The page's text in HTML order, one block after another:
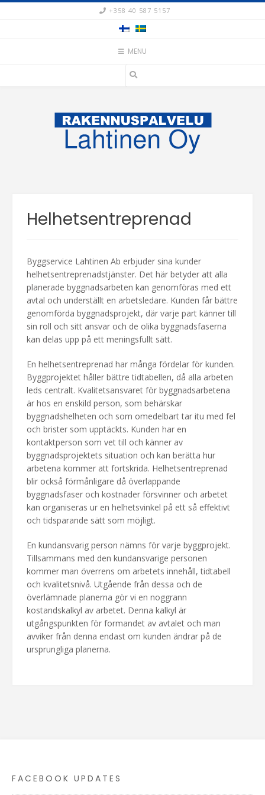
Skip
+358 40 587 5157
MENU
Helhetsentreprenad
Byggservice Lahtinen Ab erbjuder sina kunder
helhetsentreprenadstjänster. Det här betyder att alla
planerade byggnadsarbeten kan genomföras med ett
avtal och underställt en arbetsledare. Kunden får bättre
genomförda byggnadsprojekt, där varje part känner till
sin roll och sitt ansvar och de olika byggnadsfaserna
kan delas upp på ett meningsfullt sätt.
En helhetsentreprenad har många fördelar för kunden.
Byggprojektet håller bättre tidtabellen, då alla arbeten
leds centralt. Kvalitetsansvaret för byggnadsarbetena
är hos en enskild person, som behärskar
byggnadshelheten och som omedelbart tar itu med fel
och brister som upptäckts. Kunden har en
kontaktperson som vet till och känner av
byggnadsprojektets situation och kan berätta hur
arbetena kommer att fortskrida. Helhetsentreprenad
blir också förmånligare då överlappande
byggnadsfaser och kostnader försvinner och arbetet
kan organiseras ur en helhetsvinkel på ett så effektivt
och tidsparande sätt som möjligt.
En kundansvarig person nämns för varje byggprojekt.
Tillsammans med den kundansvarige personen
kommer man överrens om arbetets innehåll, tidtabell
och kvalitetsnivå. Utgående från dessa och de
överlämnade planerna gör vi en noggrann
kostandskalkyl av arbetet. Denna kalkyl är
utgångspunkten för formandet av avtalet och man
avviker från denna endast om kunden ändrar på de
ursprungliga planerna.
FACEBOOK UPDATES